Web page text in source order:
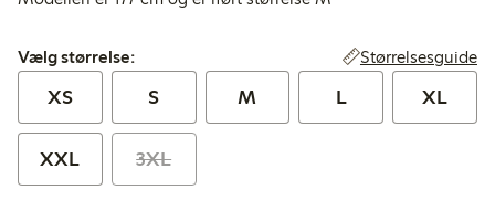
Vælg størrelse:
Vælg størrelse: Størrelsesguide
XS S M L XL
XXL 3XL